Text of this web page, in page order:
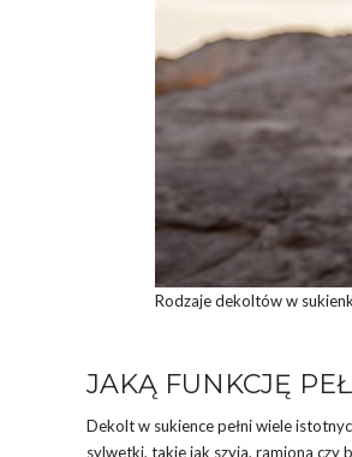
Rodzaje dekoltów w
JAKĄ FUNKCJĘ
Dekolt w sukience pełni wiele
sylwetki, takie jak szyja, ramiona